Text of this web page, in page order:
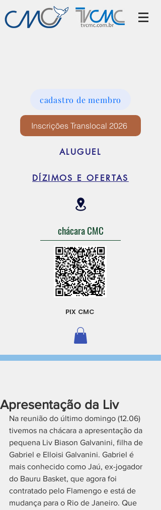
cadastro de membro
Inscrições Translocal 2026
ALUGUEL
DÍZIMOS E OFERTAS
chácara CMC
PIX CMC
Apresentação da Liv
Na reunião do último domingo (12.06)
tivemos na chácara a apresentação da
pequena Liv Biason Galvanini, filha de
Gabriel e Elloisi Galvanini. Gabriel é
mais conhecido como Jaú, ex-jogador
do Bauru Basket, que agora foi
contratado pelo Flamengo e está de
mudança para o Rio de Janeiro. Que